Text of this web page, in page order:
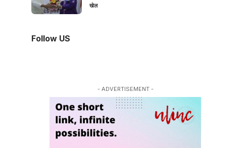
खेल
Follow US
- ADVERTISEMENT -